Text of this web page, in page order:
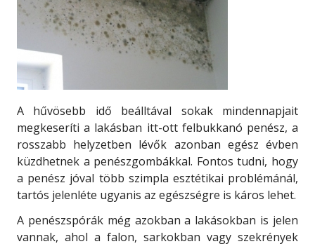
A hűvösebb idő beálltával sokak mindennapjait
megkeseríti a lakásban itt-ott felbukkanó penész, a
rosszabb helyzetben lévők azonban egész évben
küzdhetnek a penészgombákkal. Fontos tudni, hogy
a penész jóval több szimpla esztétikai problémánál,
tartós jelenléte ugyanis az egészségre is káros lehet.
A penészspórák még azokban a lakásokban is jelen
vannak, ahol a falon, sarkokban vagy szekrények